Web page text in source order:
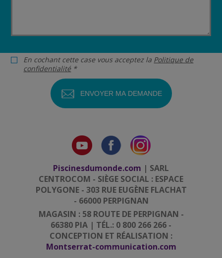
En cochant cette case vous acceptez la Politique de
confidentialité*
Piscinesdumonde.com | SARL
CENTROCOM - SIÈGE SOCIAL : ESPACE
POLYGONE - 303 RUE EUGÈNE FLACHAT
- 66000 PERPIGNAN
MAGASIN : 58 ROUTE DE PERPIGNAN -
66380 PIA | TÉL.: 0 800 266 266 -
CONCEPTION ET RÉALISATION :
Montserrat-communication.com